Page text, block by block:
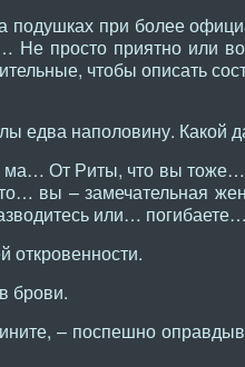
при более
просто приятно или
чтобы описать
едва наполовину. Какой
От Риты, что вы тоже…
вы – замечательная
или…
откровенности.
брови.
– поспешно